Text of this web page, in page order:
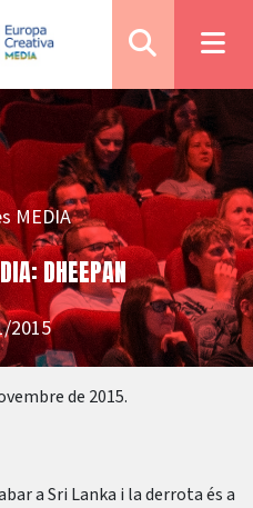
MEDIA
DHEEPAN
2015
de 2015.
a Sri Lanka i la derrota és a